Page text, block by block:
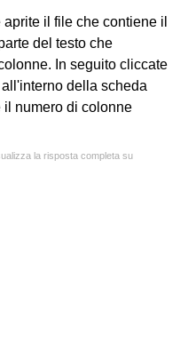
il file che contiene il
del testo che
In seguito cliccate
della scheda
il numero di colonne
la risposta completa su